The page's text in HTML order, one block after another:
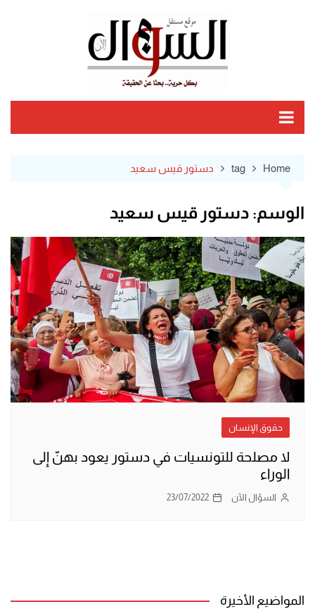
Home
tag دستور قيس سعيد
الوسم: دستور قيس سعيد
حقوق الإنسان
لا مصلحة للتونسيات في دستور يعود بهنّ إلى
الوراء
السؤال الآن 23/07/2022
المواضيع الأخيرة